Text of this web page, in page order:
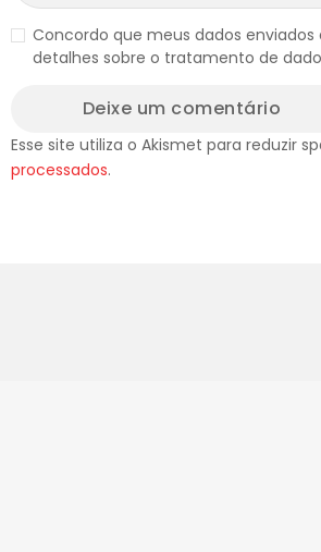
Concordo que meus dados
detalhes sobre o tratamento de
Esse site utiliza o Akismet para reduzir
processados.